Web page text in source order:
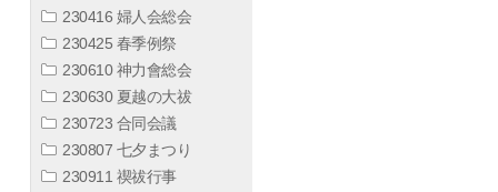
230416 婦人会総会
230425 春季例祭
230610 神力會総会
230630 夏越の大祓
230723 合同会議
230807 七夕まつり
230911 禊祓行事